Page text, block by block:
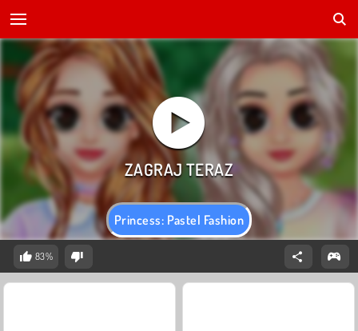
Princess: Pastel Fashion
83%